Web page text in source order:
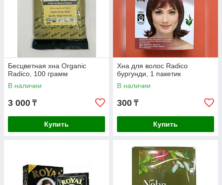
Бесцветная хна Organic
Radico, 100 грамм
В наличии
3 000 ₸
Купить
Хна для волос Radico
бургунди, 1 пакетик
В наличии
300 ₸
Купить